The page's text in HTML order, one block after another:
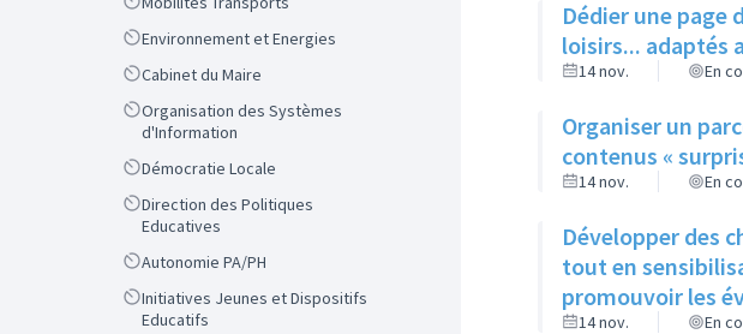
ScopeEnvironnement et Energies
ScopeCabinet du Maire
Scope
Organisation des Systèmes
d'Information
ScopeDémocratie Locale
Scope
Direction des Politiques
Educatives
ScopeAutonomie PA/PH
Scope
Initiatives Jeunes et Dispositifs
Educatifs
Dédier une page
loisirs... adaptés
14 nov. En
Organiser un
contenus «
14 nov. En
Développer des
tout en
promouvoir les
14 nov. En